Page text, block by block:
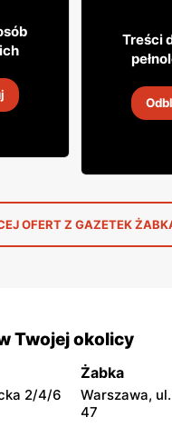
3199
Napój
18 sie 2026
Treści
OFERT Z GAZETEK
Twojej okolicy
2/4/6
Żabka
Warszawa,
47